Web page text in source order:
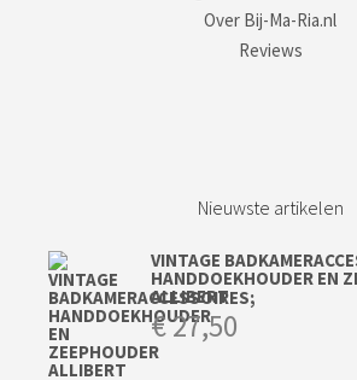
Over Bij-Ma-Ria.nl
Reviews
Nieuwste artikelen
VINTAGE
HANDDOEKHOUDER EN
ALLIBERT
€27,50